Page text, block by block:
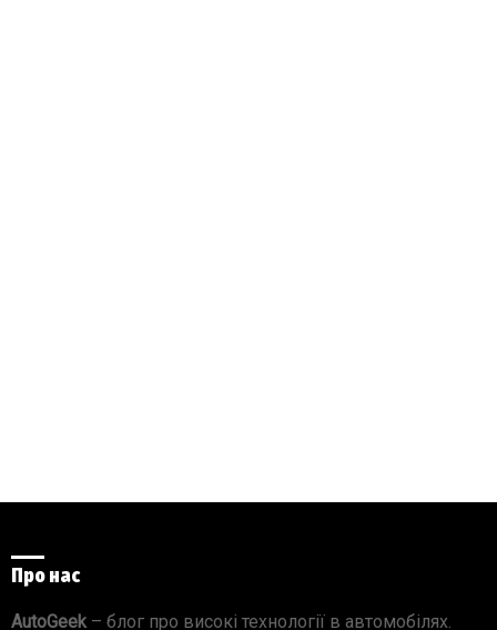
Про нас
AutoGeek – блог про високі технології в автомобілях.